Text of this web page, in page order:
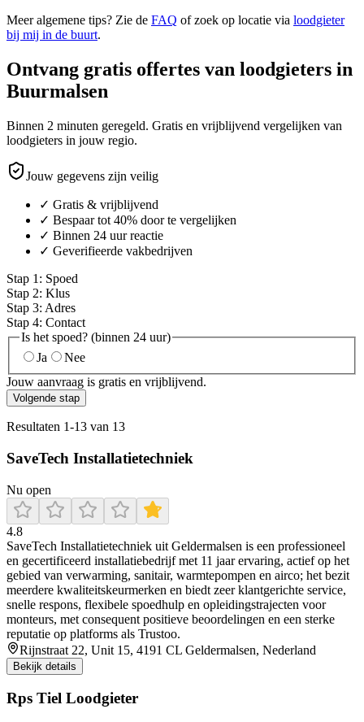
Meer algemene tips? Zie de FAQ of zoek op locatie via loodgieter
bij mij in de buurt.
Ontvang gratis offertes van loodgieters in
Buurmalsen
Binnen 2 minuten geregeld. Gratis en vrijblijvend vergelijken van
loodgieters in jouw regio.
Jouw gegevens zijn veilig
✓ Gratis & vrijblijvend
✓ Bespaar tot 40% door te vergelijken
✓ Binnen 24 uur reactie
✓ Geverifieerde vakbedrijven
Stap 1 : Spoed
Stap 2: Klus
Stap 3: Adres
Stap 4: Contact
Is het spoed? (binnen 24 uur)
Ja
Nee
Jouw aanvraag is gratis en vrijblijvend.
Volgende stap
Resultaten 1-13 van 13
SaveTech Installatietechniek
Nu open
4.8
SaveTech Installatietechniek uit Geldermalsen is een professioneel
en gecertificeerd installatiebedrijf met 11 jaar ervaring, actief op het
gebied van verwarming, sanitair, warmtepompen en airco; het bezit
meerdere kwaliteitskeurmerken en biedt zeer klantgerichte service,
snelle respons, flexibele spoedhulp en opleidingstrajecten voor
monteurs, met consequent positieve beoordelingen en een sterke
reputatie op platforms als Trustoo.
Rijnstraat 22, Unit 15, 4191 CL Geldermalsen, Nederland
Bekijk details
Rps Tiel Loodgieter